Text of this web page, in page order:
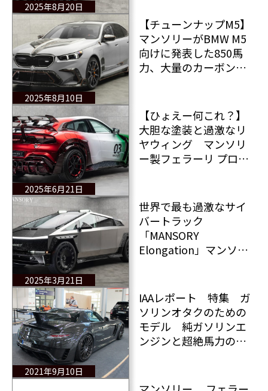
2025年8月20日
ブリオレ誕生！
2025年8月10日
【チューンナップM5】
マンソリーがBMW M5
向けに発表した850馬
力、大量のカーボン、
が賛否両論を呼んでい
る！
2025年6月21日
【ひょえー何これ？】
大胆な塗装と過激なリ
ヤウィング マンソリ
ー製フェラーリ プロサ
ナトル トリコロール登
場
2025年3月21日
世界で最も過激なサイ
バートラック
「MANSORY
Elongation」マンソリ
ニング
2021年9月10日
IAAレポート 特集 ガ
ソリンオタクのための
モデル 純ガソリンエ
ンジンと超絶馬力のモ